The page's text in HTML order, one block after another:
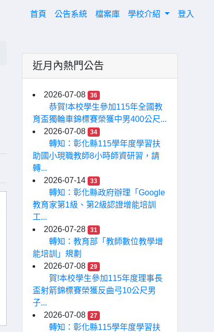
首頁 (current)
公告系統 檔案庫 學校介紹 登入
近月內熱門公告
2026-07-08 36
恭賀!本校學生參加115年全國教
育盃獨輪車錦標賽榮獲中男400公尺...
2026-07-08
34
轉知：彰化縣115學年度學習扶
助國小現職教師8小時師資研習，請
轉...
2026-07-14
33
轉知：彰化縣政府辦理「Google
教育家第1級、第2級認證增能培訓
工...
2026-07-28
31
轉知：教育部「教師數位教學增
能培訓」規劃
2026-07-08
29
賀!本校學生參加115年度理事長
盃射箭錦標賽榮獲反曲弓10公尺男
子...
2026-07-08
27
轉知：彰化縣115學年度學習扶